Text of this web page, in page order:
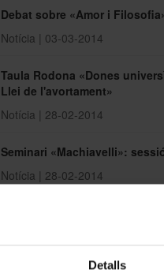
Detalls
Debat sobre «Amor i
Notícia | 03-03-2014
Taula Rodona «Dones
Llei de l'avortament»
Notícia | 28-02-2014
Seminari «Machiavelli»:
Notícia | 28-02-2014